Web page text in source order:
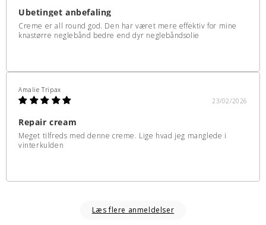
Ubetinget anbefaling
Creme er all round god. Den har været mere effektiv for mine
knastørre neglebånd bedre end dyr neglebåndsolie
23/02/2026
Amalie Tripax
Repair cream
Meget tilfreds med denne creme. Lige hvad jeg manglede i
vinterkulden
Læs flere anmeldelser